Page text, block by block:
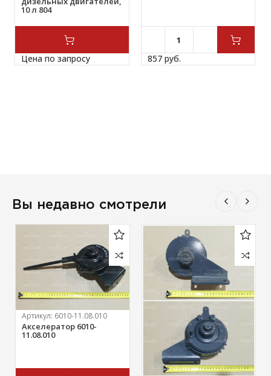
10 л 804
Цена по запросу 857 руб.
Вы недавно смотрели
Артикул: 6010-11.08.010
Акселератор 6010-
11.08.010